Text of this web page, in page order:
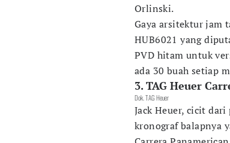
Orlinski.
Gaya arsitektur jam
HUB6021 yang
PVD hitam untuk
ada 30 buah setiap
3. TAG Heuer
Dok. TAG Heuer
Jack Heuer, cicit
kronograf balapnya